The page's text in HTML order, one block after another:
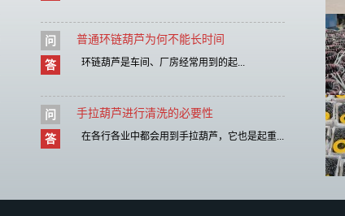
问
普通环链葫芦为何不能长时间
答
环链葫芦是车间、厂房经常用到的起...
问
手拉葫芦进行清洗的必要性
答
在各行各业中都会用到手拉葫芦，它也是起重...